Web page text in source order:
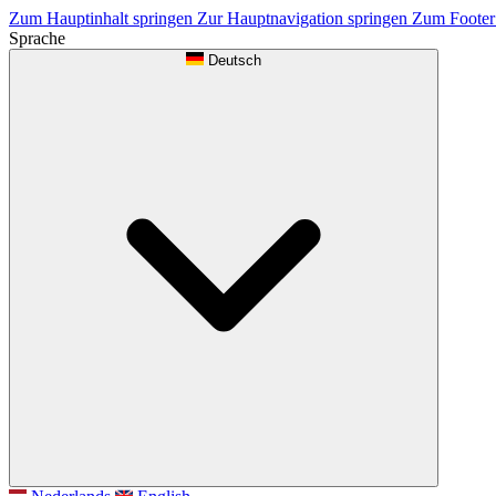
Zum Hauptinhalt springen Zur Hauptnavigation springen Zum
Sprache
Deutsch